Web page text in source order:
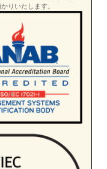
りいたします。